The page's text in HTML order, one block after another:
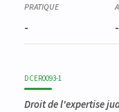
- -
DCER0093-1
Droit de l'expertise